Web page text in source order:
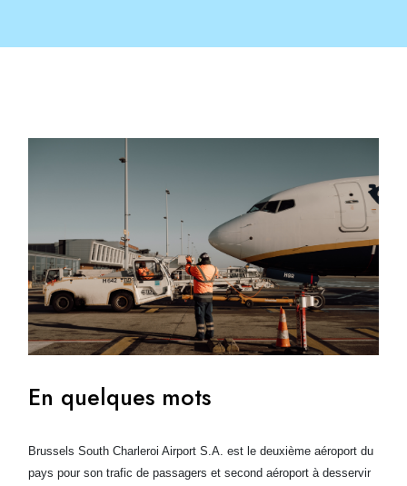
En quelques mots
Brussels South Charleroi Airport S.A. est le deuxième aéroport du
pays pour son trafic de passagers et second aéroport à desservir